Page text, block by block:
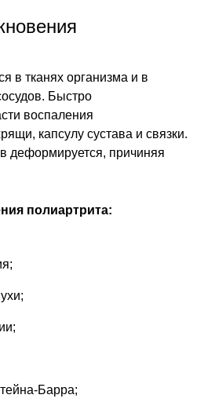
в тканях организма и в
Быстро
воспаления
капсулу сустава и связки.
деформируется, причиняя
полиартрита:
Барра;